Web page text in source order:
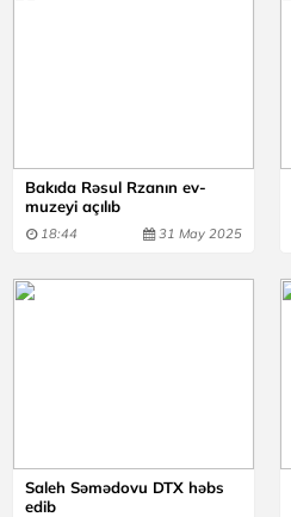
Bakıda Rəsul Rzanın ev-
muzeyi açılıb
18:44 31 May 2025
Saleh Səmədovu DTX həbs
edib